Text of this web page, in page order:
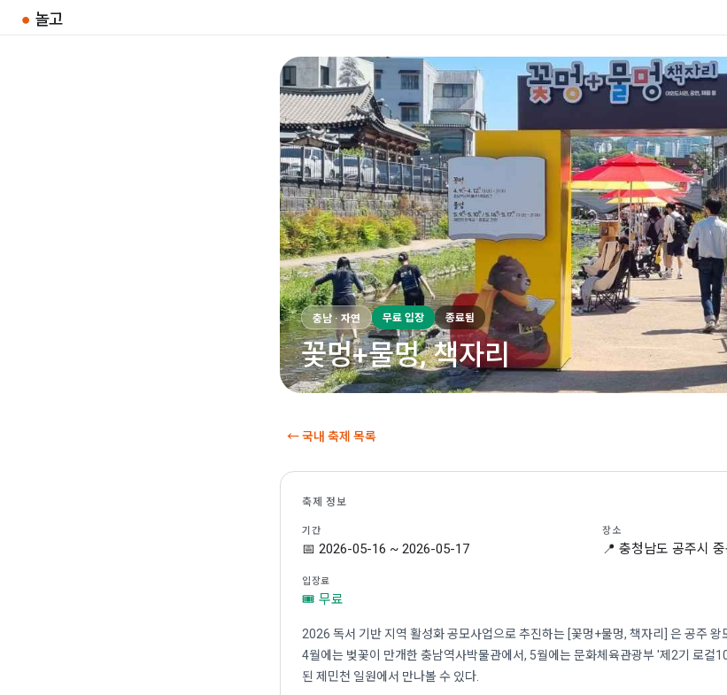
● 놀고
충남 · 자연 무료 입장 종료됨
꽃멍+물멍, 책자리
← 국내 축제 목록
축제 정보
기간
📅 2026-05-16 ~ 2026-05-17
장소
📍 충청남도 공주시
입장료
🎟 무료
2026 독서 기반 지역 활성화 공모사업으로 추진하는 [꽃멍+물멍, 책자리] 은 공주 왕
4월에는 벚꽃이 만개한 충남역사박물관에서, 5월에는 문화체육관광부 '제2기 로컬
된 제민천 일원에서 만나볼 수 있다.